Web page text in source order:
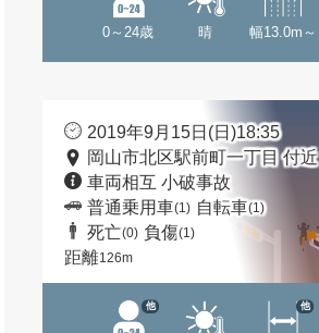
0～24歳 晴 幅13.0m～
2019年9月15日(日)18:35
岡山市北区駅前町一丁目 付近
車両相互 小破事故
普通乗用車(1) 自転車(1)
死亡(0) 負傷(1)
距離126m
他 他